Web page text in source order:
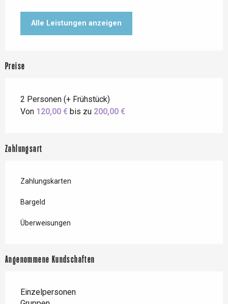
Alle Leistungen anzeigen
Preise
2 Personen (+ Frühstück)
Von 120,00 € bis zu 200,00 €
Zahlungsart
Zahlungskarten
Bargeld
Überweisungen
Angenommene Kundschaften
Einzelpersonen